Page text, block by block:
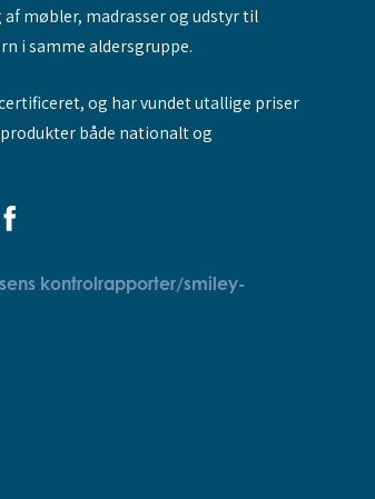
møbler, madrasser og udstyr til
i samme aldersgruppe.
og har vundet utallige priser
både nationalt og
kontrolrapporter/smiley-